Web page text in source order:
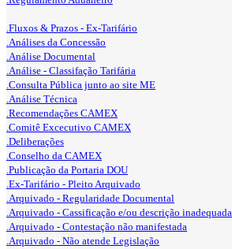
.Fluxos & Prazos - Ex-Tarifário
.Análises da Concessão
.Análise Documental
.Análise - Classifação Tarifária
.Consulta Pública junto ao site ME
.Análise Técnica
.Recomendações CAMEX
.Comitê Excecutivo CAMEX
.Deliberações
.Conselho da CAMEX
.Publicação da Portaria DOU
.Ex-Tarifário - Pleito Arquivado
.Arquivado - Regularidade Documental
.Arquivado - Cassificação e/ou descrição inadequada
.Arquivado - Contestação não manifestada
.Arquivado - Não atende Legislação